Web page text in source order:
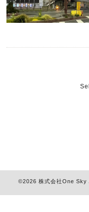
©2026 株式会社One